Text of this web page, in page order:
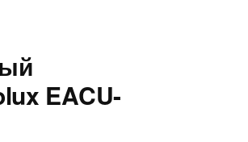
EACU-